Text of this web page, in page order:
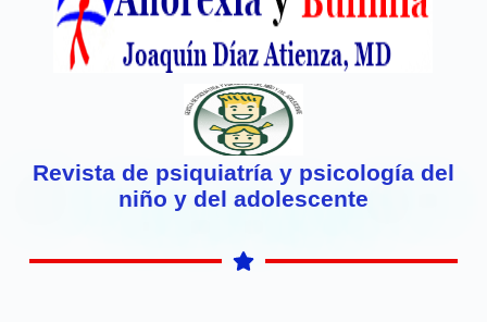
Revista de psiquiatría y psicología del
niño y del adolescente